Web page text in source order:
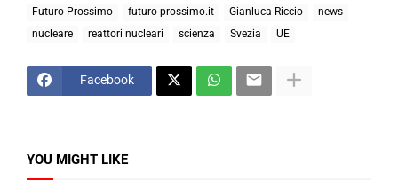
Futuro Prossimo
futuro prossimo.it Gianluca Riccio
news
nucleare
reattori nucleari scienza Svezia UE
Facebook
YOU MIGHT LIKE